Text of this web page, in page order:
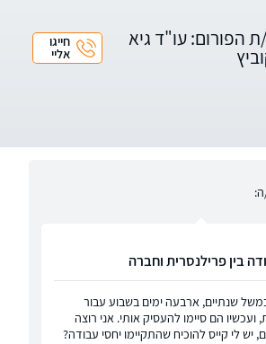
הפורום: עו"ד גיא חייגו
אליי
בין פרילנסרית וחברה
שנתיים, ארבעה ימים בשבוע עבור
הם סיימו להעסיק אותי. אני רוצה
יש לי קייס להוכיח שהתקיימו יחסי עבודה?